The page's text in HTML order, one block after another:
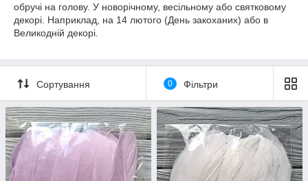
обручі на голову. У новорічному, весільному або святковому
декорі. Наприклад, на 14 лютого (День закоханих) або в
Великодній декорі.
Сортування 0 Фільтри